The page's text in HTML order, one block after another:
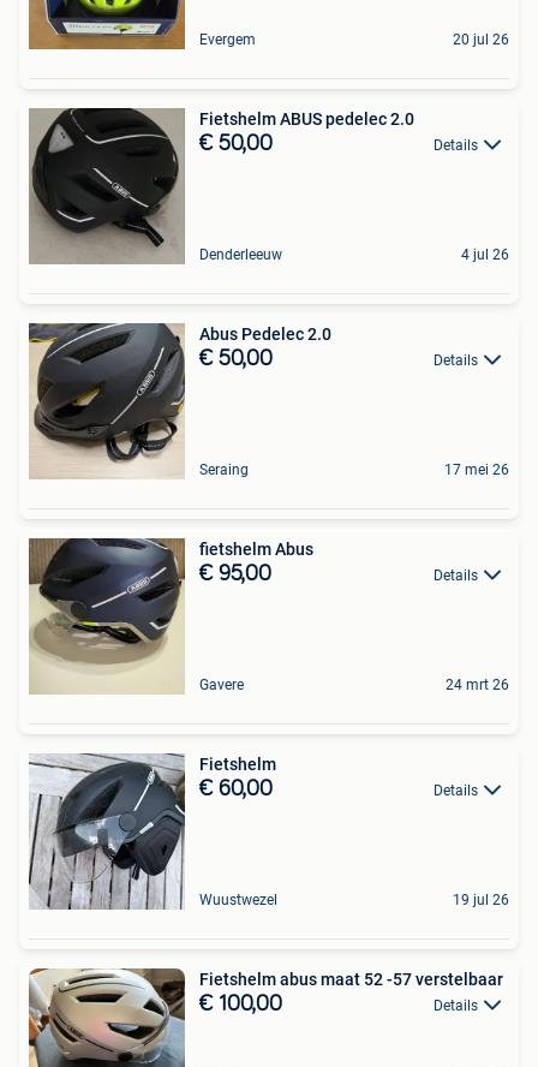
Evergem 20 jul 26
Fietshelm ABUS pedelec 2.0
€ 50,00 Details
Denderleeuw 4 jul 26
Abus Pedelec 2.0
€ 50,00 Details
Seraing 17 mei 26
fietshelm Abus
€ 95,00 Details
Gavere 24 mrt 26
Fietshelm
€ 60,00 Details
Wuustwezel 19 jul 26
Fietshelm abus maat 52 -57 verstelbaar
€ 100,00 Details